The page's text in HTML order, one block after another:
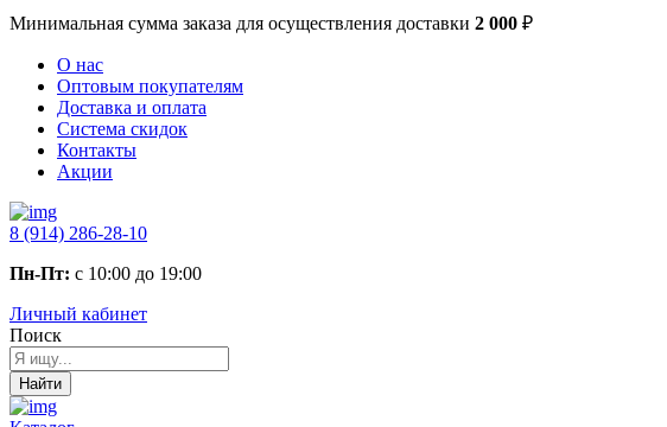
Минимальная сумма заказа для осуществления доставки 2 000 ₽
О нас
Оптовым покупателям
Доставка и оплата
Система скидок
Контакты
Акции
8 (914) 286-28-10
Пн-Пт: с 10:00 до 19:00
Личный кабинет
Поиск
Найти